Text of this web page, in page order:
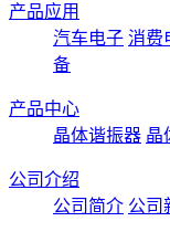
产品应用
汽车电子 消费
备
产品中心
晶体谐振器 晶
公司介绍
公司简介 公司